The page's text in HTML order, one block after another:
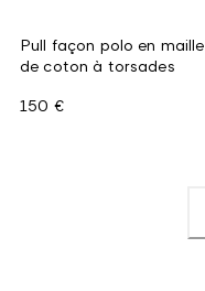
Pull façon polo en maille
de coton à torsades
150 €